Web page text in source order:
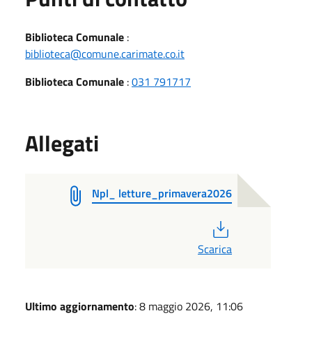
Biblioteca Comunale :
biblioteca@comune.carimate.co.it
Biblioteca Comunale :031 791717
Allegati
Npl_ letture_primavera2026
Scarica
Ultimo aggiornamento: 8 maggio 2026, 11:06